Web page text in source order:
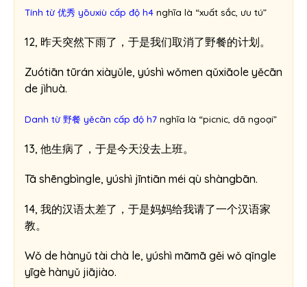
Tính từ 优秀 yōuxiù cấp độ h4 nghĩa là “xuất sắc, ưu tú”
12, 昨天突然下雨了，于是我们取消了野餐的计划。
Zuótiān tūrán xiàyǔle, yúshì wǒmen qǔxiāole yěcān
de jìhuà.
Danh từ 野餐 yěcān cấp độ h7 nghĩa là “picnic, dã ngoại”
13, 他生病了，于是今天没去上班。
Tā shēngbìngle, yúshì jīntiān méi qù shàngbān.
14, 我的汉语太差了，于是妈妈给我请了一个汉语家
教。
Wǒ de hànyǔ tài chà le, yúshì māmā gěi wǒ qǐngle
yīgè hànyǔ jiājiào.